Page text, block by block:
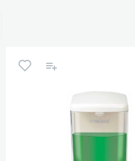
Средства для посудомоечных